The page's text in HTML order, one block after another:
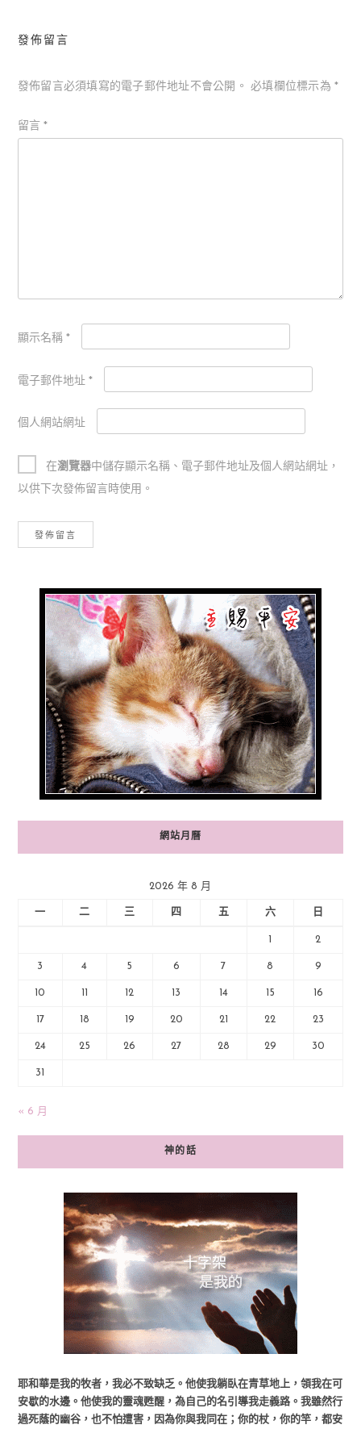
發佈留言
發佈留言必須填寫的電子郵件地址不會公開。 必填欄位標示為*
留言 *
顯示名稱 *
電子郵件地址 *
個人網站網址
在瀏覽器中儲存顯示名稱、電子郵件地址及個人網站網址，
以供下次發佈留言時使用。
網站月曆
2026 年 8 月
一 二 三 四 五 六 日
2
3 4 5 6 7 8 9
10 12 13 14 15 16
17 18 19 20 21 22 23
24 25 26 27 28 29 30
31
« 6 月
神的話
耶和華是我的牧者，我必不致缺乏。他使我躺臥在青草地上，領我在可
安歇的水邊。他使我的靈魂甦醒，為自己的名引導我走義路。我雖然行
過死蔭的幽谷，也不怕遭害，因為你與我同在；你的杖，你的竿，都安